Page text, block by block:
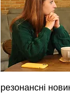
резонансні